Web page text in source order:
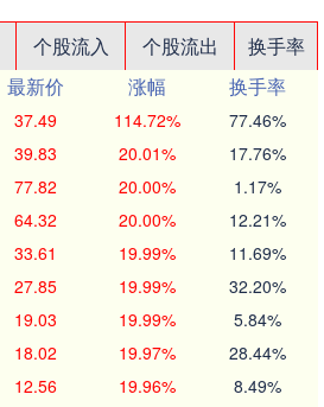
个股流入 个股流出
换手率
最新价 涨幅
换手率
37.49 114.72% 77.46%
39.83 20.01% 17.76%
77.82 20.00% 1.17%
64.32 20.00% 12.21%
33.61 19.99% 11.69%
27.85 19.99% 32.20%
19.03 19.99% 5.84%
18.02 19.97% 28.44%
12.56 19.96% 8.49%